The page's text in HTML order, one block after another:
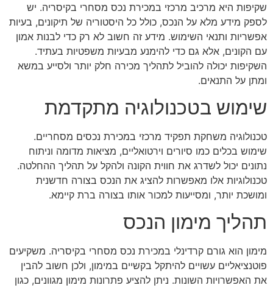
שקיפות היא מרכיב מרכזי במכירת נכס מסחרי בקיסריה. יש
לספק מידע מלא על הנכס, כולל כל היסטוריה של תיקונים, בעיות
אפשריות ותנאי השימוש. מידע זה חשוב לא רק כדי לבנות אמון
עם הקונים, אלא גם כדי להימנע מבעיות משפטיות בעתיד.
השקיפות יכולה להוביל לתהליך מכירה חלק יותר ולסייע במשא
ומתן על התנאים.
שימוש בטכנולוגיה מתקדמת
טכנולוגיה משחקת תפקיד מרכזי במכירת נכסים מסחריים.
שימוש בכלים כמו סיורים וירטואליים, מציאות מדומה וניתוח
נתונים יכול לשדרג את חווית הקונה ולהקל על תהליך ההחלטה.
טכנולוגיות אלו מאפשרות להציג את הנכס בצורה חדשנית
ומושכת יותר, ומסייעות למכור אותו בצורה ברת קיימא.
תהליך מימון הנכס
מימון הוא גורם קרדינלי במכירת נכס מסחרי בקיסריה. משקיעים
פוטנציאליים עשויים להיתקל בקשיים במימון, ולכן חשוב להבין
את האפשרויות השונות. ניתן להציע פתרונות מימון מגוונים, כגון